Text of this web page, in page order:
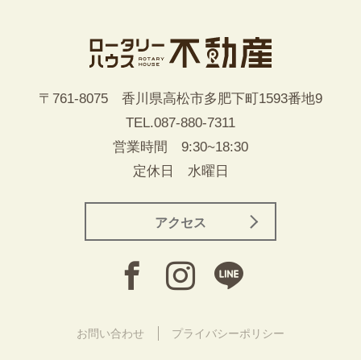
〒761-8075 香川県高松市多肥下町1593番地9
TEL.087-880-7311
営業時間 9:30~18:30
定休日 水曜日
アクセス
お問い合わせ プライバシーポリシー